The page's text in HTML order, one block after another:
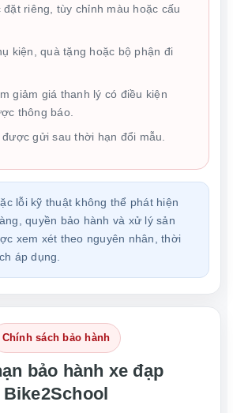
đặt riêng, tùy chỉnh màu hoặc cấu
kiện, quà tặng hoặc bộ phận đi
giảm giá thanh lý có điều kiện
thông báo.
gửi sau thời hạn đổi mẫu.
lỗi kỹ thuật không thể phát hiện
quyền bảo hành và xử lý sản
xem xét theo nguyên nhân, thời
áp dụng.
Chính sách bảo hành
bảo hành xe đạp
Bike2School